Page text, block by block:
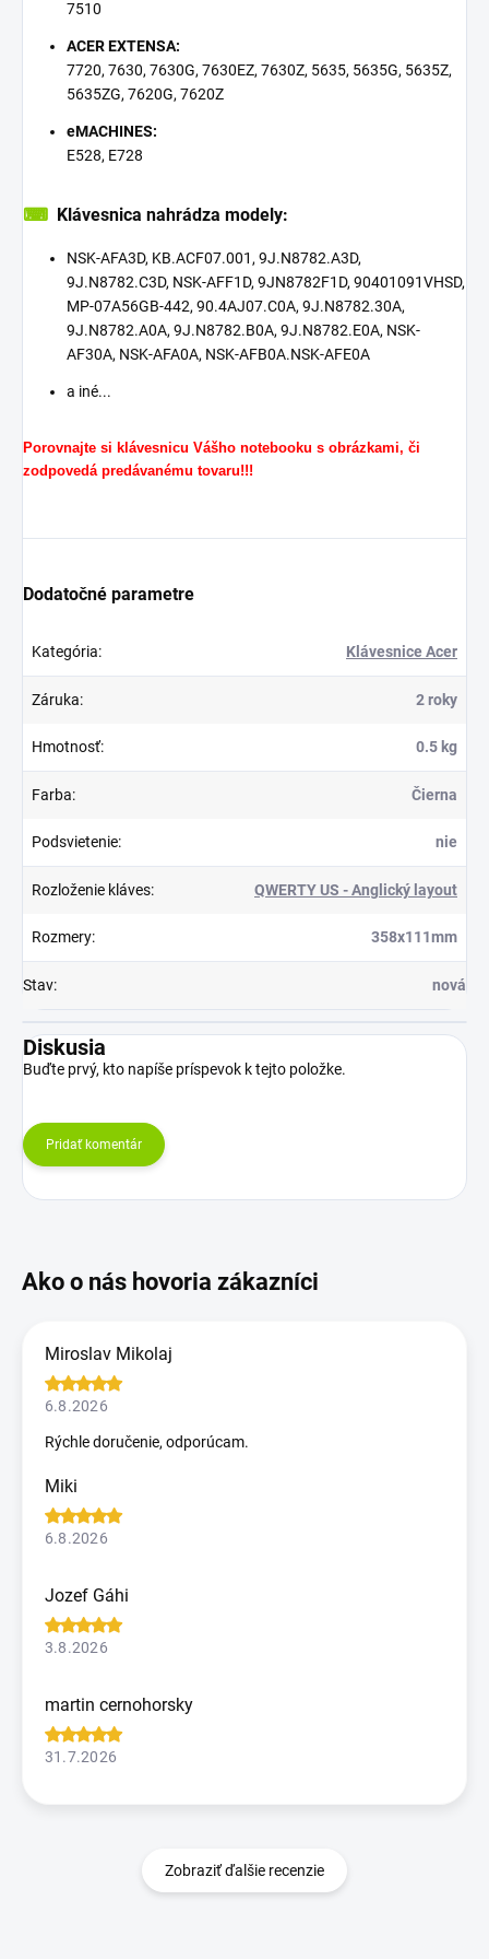
7510
ACER EXTENSA:
7720, 7630, 7630G, 7630EZ, 7630Z, 5635, 5635G, 5635Z,
5635ZG, 7620G, 7620Z
eMACHINES:
E528, E728
⌨ Klávesnica nahrádza modely:
NSK-AFA3D, KB.ACF07.001, 9J.N8782.A3D,
9J.N8782.C3D, NSK-AFF1D, 9JN8782F1D, 90401091VHSD,
MP-07A56GB-442, 90.4AJ07.C0A, 9J.N8782.30A,
9J.N8782.A0A, 9J.N8782.B0A, 9J.N8782.E0A, NSK-
AF30A, NSK-AFA0A, NSK-AFB0A.NSK-AFE0A
a iné...
Porovnajte si klávesnicu Vášho notebooku s obrázkami, či
zodpovedá predávanému tovaru!!!
Dodatočné parametre
Kategória: Klávesnice Acer
Záruka: 2 roky
Hmotnosť: 0.5 kg
Farba: Čierna
Podsvietenie: nie
Rozloženie kláves: QWERTY US - Anglický layout
Rozmery: 358x111mm
Stav: nová
Diskusia
Buďte prvý, kto napíše príspevok k tejto položke.
Pridať komentár
Miroslav Mikolaj
6.8.2026
Rýchle doručenie, odporúcam.
Miki
6.8.2026
Jozef Gáhi
3.8.2026
martin cernohorsky
31.7.2026
Zobraziť ďalšie recenzie